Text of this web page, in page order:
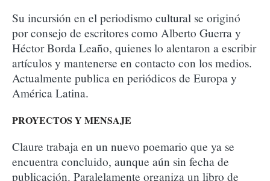
Su incursión en el periodismo cultural se originó
por consejo de escritores como Alberto Guerra y
Héctor Borda Leaño, quienes lo alentaron a escribir
artículos y mantenerse en contacto con los medios.
Actualmente publica en periódicos de Europa y
América Latina.
PROYECTOS Y MENSAJE
Claure trabaja en un nuevo poemario que ya se
encuentra concluido, aunque aún sin fecha de
publicación. Paralelamente organiza un libro de